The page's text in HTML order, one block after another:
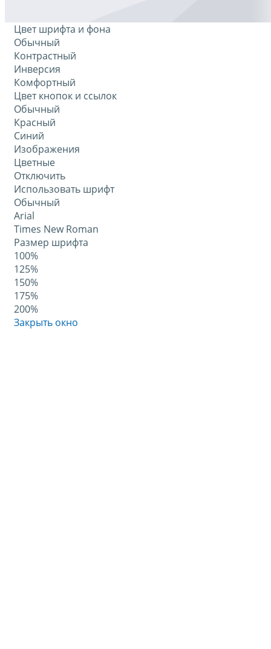
Цвет шрифта и фона
Обычный
Контрастный
Инверсия
Комфортный
Цвет кнопок и ссылок
Обычный
Красный
Синий
Изображения
Цветные
Отключить
Использовать шрифт
Обычный
Arial
Times New Roman
Размер шрифта
100%
125%
150%
175%
200%
Закрыть окно